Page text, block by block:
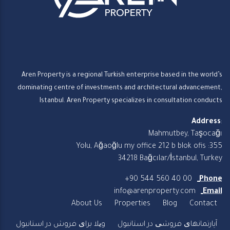
Aren Property is a regional Turkish enterprise based in the world’s
dominating centre of investments and architectural advancement,
Istanbul. Aren Property specializes in consultation conducts
Address:
Mahmutbey, Taşocağı
Yolu, Ağaoğlu my office 212 b blok ofis :355
34218 Bağcılar/İstanbul, Turkey
Phone
+90 544 560 40 00
Email
info@arenproperty.com
About Us
Properties Blog Contact
آپارتمانهای فروشی در استانبول ویلا برای فروش در استانبول